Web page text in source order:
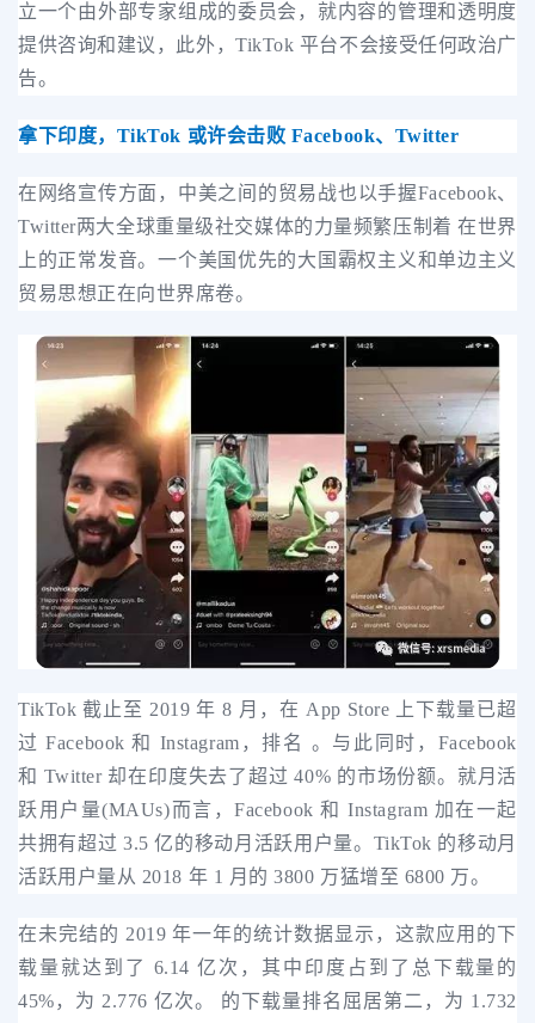
立一个由外部专家组成的委员会，就内容的管理和透明度
提供咨询和建议，此外，TikTok 平台不会接受任何政治广
告。
拿下印度，TikTok 或许会击败 Facebook、Twitter
在网络宣传方面，中美之间的贸易战也以手握Facebook、
Twitter两大全球重量级社交媒体的力量频繁压制着 在世界
上的正常发音。一个美国优先的大国霸权主义和单边主义
贸易思想正在向世界席卷。
TikTok 截止至 2019 年 8 月，在 App Store 上下载量已超
过 Facebook 和 Instagram，排名 。与此同时，Facebook
和 Twitter 却在印度失去了超过 40% 的市场份额。 就月活
跃用户量(MAUs)而言，Facebook 和 Instagram 加在一起
共拥有超过 3.5 亿的移动月活跃用户量。TikTok 的移动月
活跃用户量从 2018 年 1 月的 3800 万猛增至 6800 万。
在未完结的 2019 年一年的统计数据显示，这款应用的下
载量就达到了 6.14 亿次，其中印度占到了总下载量的
45%，为 2.776 亿次。 的下载量排名屈居第二，为 1.732